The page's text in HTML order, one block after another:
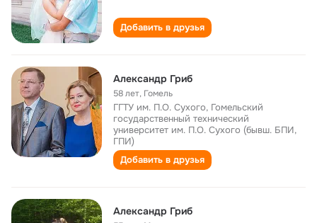
Добавить в друзья
Александр Гриб
58 лет, Гомель
ГГТУ им. П.О. Сухого, Гомельский
государственный технический
университет им. П.О. Сухого (бывш. БПИ,
ГПИ)
Добавить в друзья
Александр Гриб